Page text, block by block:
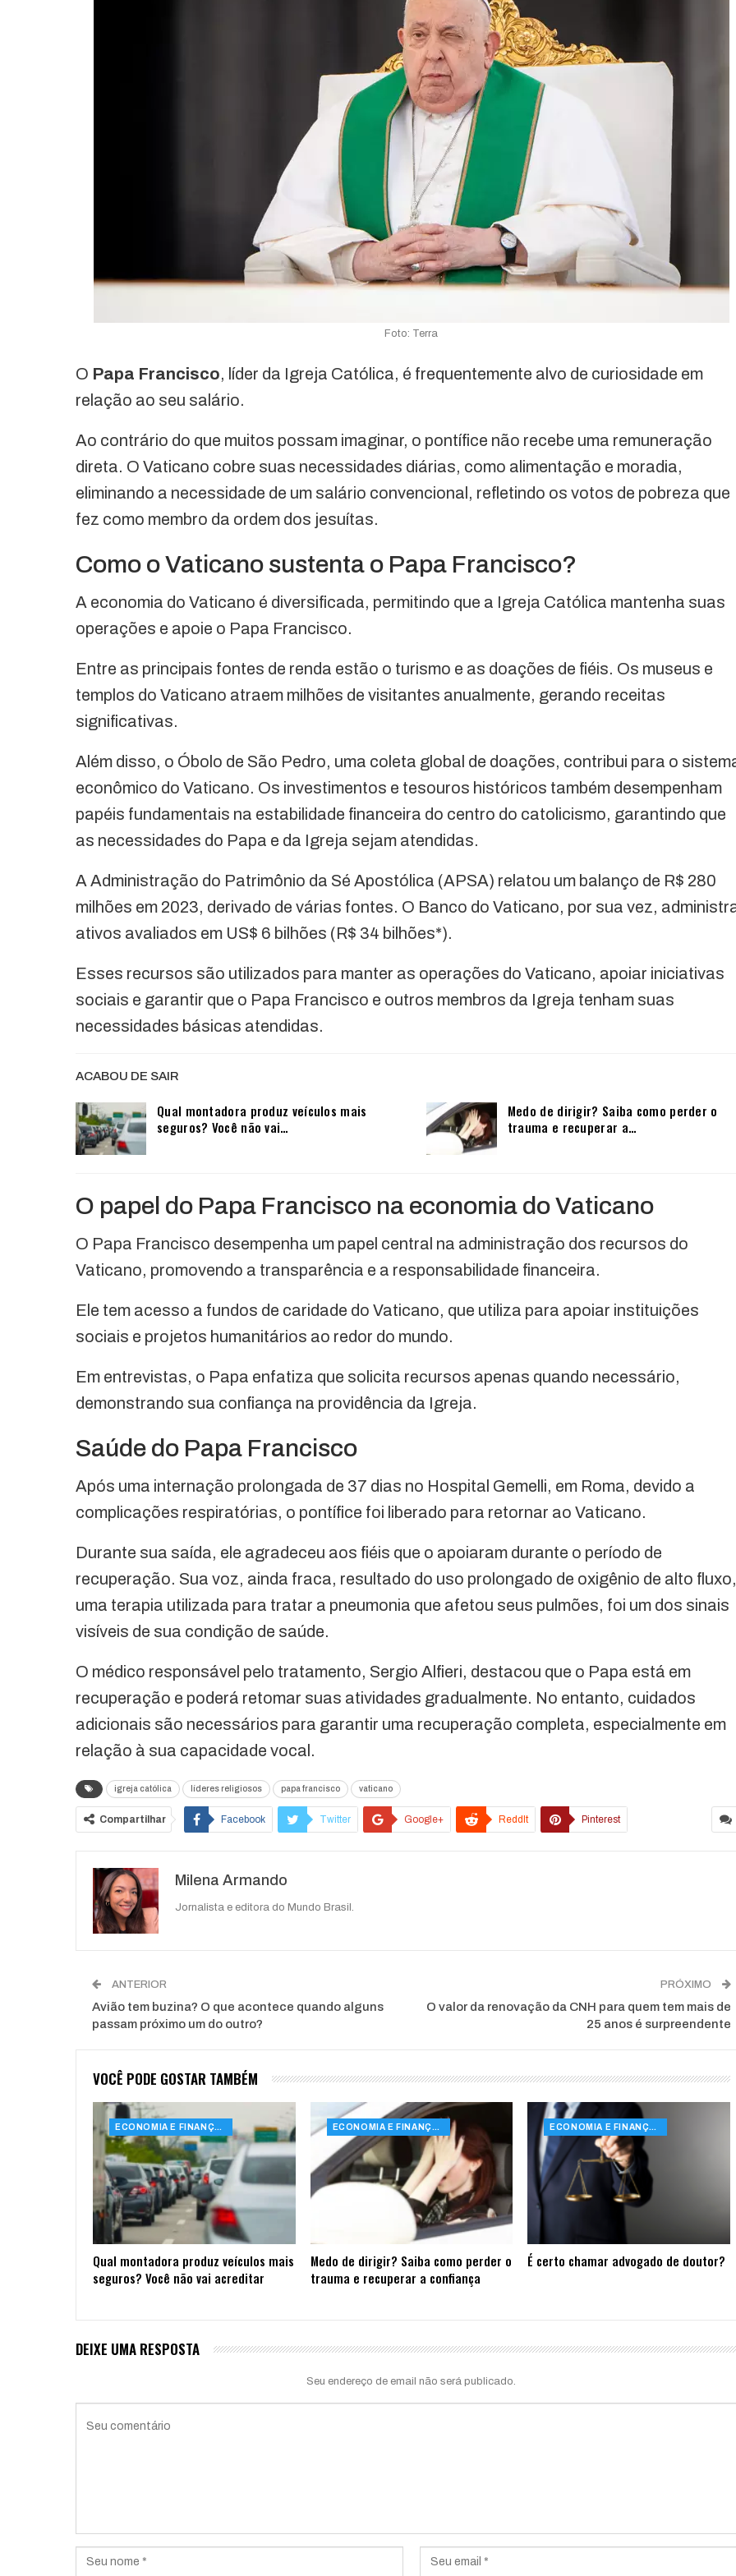
Foto: Terra
O Papa Francisco, líder da Igreja Católica, é frequentemente alvo de curiosidade em
relação ao seu salário.
Ao contrário do que muitos possam imaginar, o pontífice não recebe uma remuneração
direta. O Vaticano cobre suas necessidades diárias, como alimentação e moradia,
eliminando a necessidade de um salário convencional, refletindo os votos de pobreza que
fez como membro da ordem dos jesuítas.
Como o Vaticano sustenta o Papa Francisco?
A economia do Vaticano é diversificada, permitindo que a Igreja Católica mantenha suas
operações e apoie o Papa Francisco.
Entre as principais fontes de renda estão o turismo e as doações de fiéis. Os museus e
templos do Vaticano atraem milhões de visitantes anualmente, gerando receitas
significativas.
Além disso, o Óbolo de São Pedro, uma coleta global de doações, contribui para o
econômico do Vaticano. Os investimentos e tesouros históricos também desempenham
papéis fundamentais na estabilidade financeira do centro do catolicismo, garantindo que
as necessidades do Papa e da Igreja sejam atendidas.
A Administração do Patrimônio da Sé Apostólica (APSA) relatou um balanço de R$ 280
milhões em 2023, derivado de várias fontes. O Banco do Vaticano, por sua vez,
ativos avaliados em US$ 6 bilhões (R$ 34 bilhões*).
Esses recursos são utilizados para manter as operações do Vaticano, apoiar iniciativas
sociais e garantir que o Papa Francisco e outros membros da Igreja tenham suas
necessidades básicas atendidas.
ACABOU DE SAIR
Qual montadora produz veículos mais
seguros? Você não vai…
Medo de dirigir? Saiba como perder o
trauma e recuperar a…
O papel do Papa Francisco na economia do Vaticano
O Papa Francisco desempenha um papel central na administração dos recursos do
Vaticano, promovendo a transparência e a responsabilidade financeira.
Ele tem acesso a fundos de caridade do Vaticano, que utiliza para apoiar instituições
sociais e projetos humanitários ao redor do mundo.
Em entrevistas, o Papa enfatiza que solicita recursos apenas quando necessário,
demonstrando sua confiança na providência da Igreja.
Saúde do Papa Francisco
Após uma internação prolongada de 37 dias no Hospital Gemelli, em Roma, devido a
complicações respiratórias, o pontífice foi liberado para retornar ao Vaticano.
Durante sua saída, ele agradeceu aos fiéis que o apoiaram durante o período de
recuperação. Sua voz, ainda fraca, resultado do uso prolongado de oxigênio de alto fluxo,
uma terapia utilizada para tratar a pneumonia que afetou seus pulmões, foi um dos sinais
visíveis de sua condição de saúde.
O médico responsável pelo tratamento, Sergio Alfieri, destacou que o Papa está em
recuperação e poderá retomar suas atividades gradualmente. No entanto, cuidados
adicionais são necessários para garantir uma recuperação completa, especialmente em
relação à sua capacidade vocal.
igreja católica líderes religiosos papa francisco vaticano
Compartilhar Facebook Twitter Google+ ReddIt Pinterest
Milena Armando
Jornalista e editora do Mundo Brasil.
ANTERIOR
Avião tem buzina? O que acontece quando alguns
passam próximo um do outro?
PRÓXIMO
O valor da renovação da CNH para quem tem mais de
25 anos é surpreendente
VOCÊ PODE GOSTAR TAMBÉM
ECONOMIA E FINANÇAS
Qual montadora produz veículos mais
seguros? Você não vai acreditar
ECONOMIA E FINANÇAS
Medo de dirigir? Saiba como perder o
trauma e recuperar a confiança
ECONOMIA E FINANÇAS
É certo chamar advogado de doutor?
DEIXE UMA RESPOSTA
Seu endereço de email não será publicado.